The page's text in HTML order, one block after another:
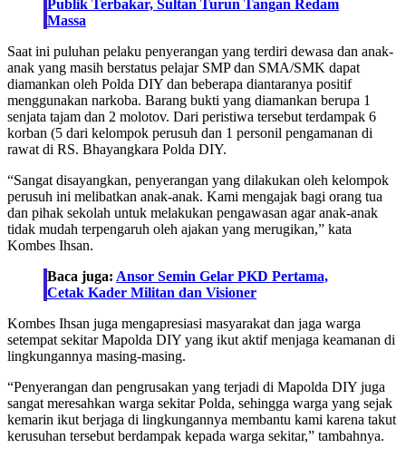
Publik Terbakar, Sultan Turun Tangan Redam
Massa
Saat ini puluhan pelaku penyerangan yang terdiri dewasa dan anak-
anak yang masih berstatus pelajar SMP dan SMA/SMK dapat
diamankan oleh Polda DIY dan beberapa diantaranya positif
menggunakan narkoba. Barang bukti yang diamankan berupa 1
senjata tajam dan 2 molotov. Dari peristiwa tersebut terdampak 6
korban (5 dari kelompok perusuh dan 1 personil pengamanan di
rawat di RS. Bhayangkara Polda DIY.
“Sangat disayangkan, penyerangan yang dilakukan oleh kelompok
perusuh ini melibatkan anak-anak. Kami mengajak bagi orang tua
dan pihak sekolah untuk melakukan pengawasan agar anak-anak
tidak mudah terpengaruh oleh ajakan yang merugikan,” kata
Kombes Ihsan.
Baca juga: Ansor Semin Gelar PKD Pertama,
Cetak Kader Militan dan Visioner
Kombes Ihsan juga mengapresiasi masyarakat dan jaga warga
setempat sekitar Mapolda DIY yang ikut aktif menjaga keamanan di
lingkungannya masing-masing.
“Penyerangan dan pengrusakan yang terjadi di Mapolda DIY juga
sangat meresahkan warga sekitar Polda, sehingga warga yang sejak
kemarin ikut berjaga di lingkungannya membantu kami karena takut
kerusuhan tersebut berdampak kepada warga sekitar,” tambahnya.